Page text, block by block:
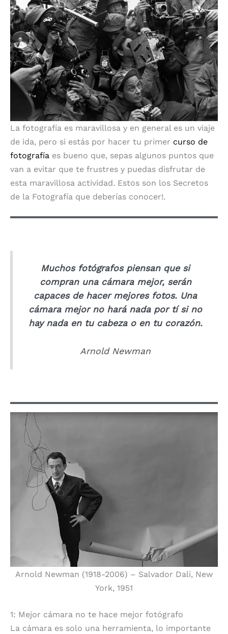
La fotografía es maravillosa y en general es un viaje
de ida, pero si estás por hacer tu primer curso de
fotografía es bueno que, sepas algunos puntos que
van a evitar que te frustres y puedas disfrutar de
esta maravillosa actividad. Estos son los Secretos
de la Fotografía que deberías conocer!.
Muchos fotógrafos piensan que si
compran una cámara mejor, serán
capaces de hacer mejores fotos. Una
cámara mejor no hará nada por tí si no
hay nada en tu cabeza o en tu corazón.
Arnold Newman
Arnold Newman (1918-2006) – Salvador Dali, New
York, 1951
1: Mejor cámara no te hace mejor fotógrafo
La cámara es solo una herramienta, lo importante